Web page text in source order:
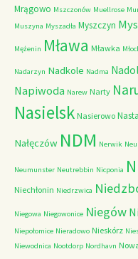
Mrągowo Mszczonów Muellrose
Muszyna Myszadła Myszczyn
Mężenin Mława Mławka
Nadarzyn Nadkole Nadma
Napiwoda Narew Narty
Nasielsk Nasierowo
Nałęczów NDM Nerwik
Neumunster Neutrebbin Nicponia
Niechłonin Niedrzwica
Niegowa Niegowonice Niegów
Niepołomice Nieradowo Nieskórz
Niewodnica Nootdorp Nordhavn